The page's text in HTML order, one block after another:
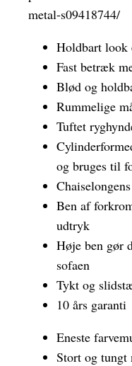
metal-s09418744/
Holdbart look
Fast betræk
Blød og
Rummelige
Tuftet
og bruges til
Ben af
udtryk
Høje ben gør
sofaen
Tykt og
10 års garanti
Eneste
Stort og tungt